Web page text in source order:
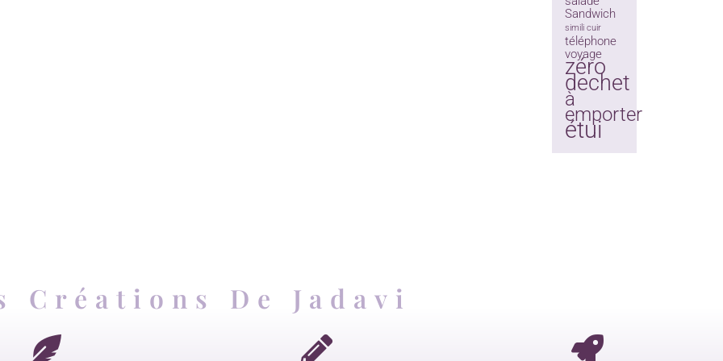
Sandwich
simili cuir
téléphone
voyage
zéro
dechet
à
emporter
étui
Créations De Jadavi